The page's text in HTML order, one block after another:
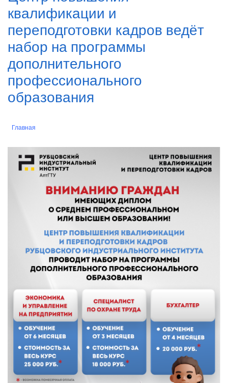
квалификации и
переподготовки кадров ведёт
набор на программы
дополнительного
профессионального
образования
Строка
Главная